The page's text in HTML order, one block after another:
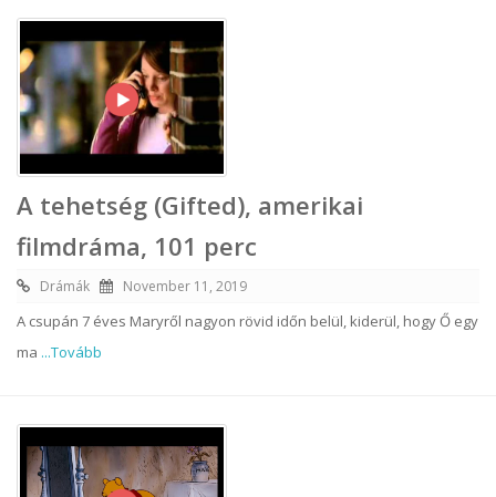
A tehetség (Gifted), amerikai
filmdráma, 101 perc
Drámák November 11, 2019
A csupán 7 éves Maryről nagyon rövid időn belül, kiderül, hogy Ő egy
ma ...Tovább